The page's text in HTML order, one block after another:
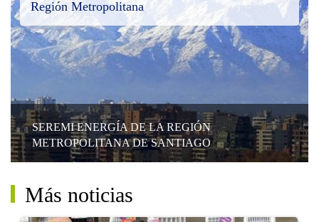
Región Metropolitana
SEREMI ENERGÍA DE LA REGIÓN
METROPOLITANA DE SANTIAGO
Más noticias